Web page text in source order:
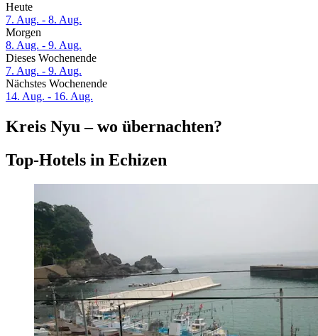
Heute
7. Aug. - 8. Aug.
Morgen
8. Aug. - 9. Aug.
Dieses Wochenende
7. Aug. - 9. Aug.
Nächstes Wochenende
14. Aug. - 16. Aug.
Kreis Nyu – wo übernachten?
Top-Hotels in Echizen